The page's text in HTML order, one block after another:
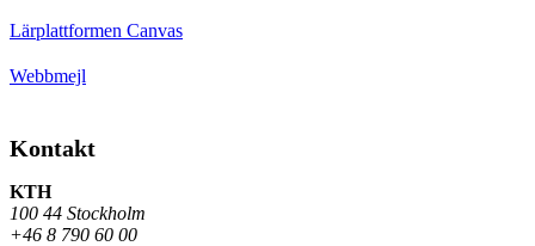
Lärplattformen Canvas
Webbmejl
Kontakt
KTH
100 44 Stockholm
+46 8 790 60 00